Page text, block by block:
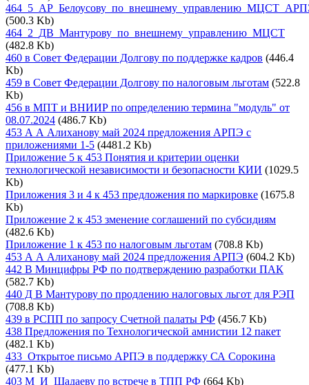
(500.3 Kb)
464_2_ДВ_Мантурову_по_внешнему_управлению_МЦСТ
(482.8 Kb)
460 в Совет Федерации Долгову по поддержке кадров (446.4
Kb)
459 в Совет Федерации Долгову по налоговым льготам (522.8
Kb)
456 в МПТ и ВНИИР по определению термина "модуль" от
08.07.2024 (486.7 Kb)
453 А А Алиханову май 2024 предложения АРПЭ с
приложениями 1-5 (4481.2 Kb)
Приложение 5 к 453 Понятия и критерии оценки
технологической независимости и безопасности КИИ (1029.5
Kb)
Приложения 3 и 4 к 453 предложения по маркировке (1675.8
Kb)
Приложение 2 к 453 зменение соглашений по субсидиям
(482.6 Kb)
Приложение 1 к 453 по налоговым льготам (708.8 Kb)
453 А А Алиханову май 2024 предложения АРПЭ (604.2 Kb)
442 В Минцифры РФ по подтверждению разработки ПАК
(582.7 Kb)
440 Д В Мантурову по продлению налоговых льгот для РЭП
(708.8 Kb)
439 в РСПП по запросу Счетной палаты РФ (456.7 Kb)
438 Предложения по Технологической амнистии 12 пакет
(482.1 Kb)
433_Открытое письмо АРПЭ в поддержку СА Сорокина
(477.1 Kb)
403 М_И_Шадаеву по встрече в ТПП РФ (664 Kb)